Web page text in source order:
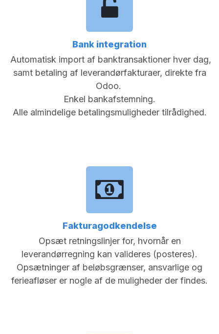
Bank integration
Automatisk import af banktransaktioner hver dag,
samt betaling af leverandørfakturaer, direkte fra
Odoo.
Enkel bankafstemning.
Alle almindelige betalingsmuligheder tilrådighed.
Fakturagodkendelse
Opsæt retningslinjer for, hvornår en
leverandørregning kan valideres (posteres).
Opsætninger af beløbsgrænser, ansvarlige og
ferieafløser er nogle af de muligheder der findes.